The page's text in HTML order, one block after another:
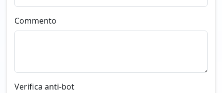
Commento
Verifica anti-bot